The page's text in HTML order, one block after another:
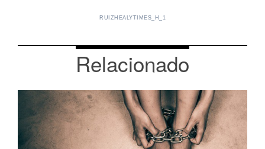
RUIZHEALYTIMES_H_1
Relacionado